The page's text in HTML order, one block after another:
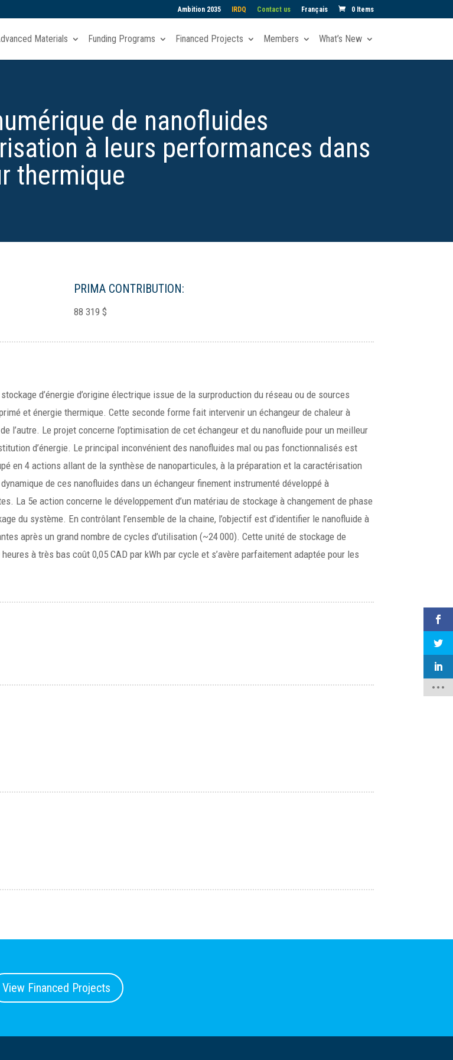
Ambition 2035 IRDQ Contact us Français 0 Items
Materials Funding Programs Financed Projects Members What’s New
de nanofluides
à leurs performances dans
thermique
PRIMA CONTRIBUTION:
88 319 $
d’énergie d’origine électrique issue de la surproduction du réseau ou de sources
et énergie thermique. Cette seconde forme fait intervenir un échangeur de chaleur à
l’autre. Le projet concerne l’optimisation de cet échangeur et du nanofluide pour un meilleur
d’énergie. Le principal inconvénient des nanofluides mal ou pas fonctionnalisés est
en 4 actions allant de la synthèse de nanoparticules, à la préparation et la caractérisation
de ces nanofluides dans un échangeur finement instrumenté développé à
La 5e action concerne le développement d’un matériau de stockage à changement de phase
du système. En contrôlant l’ensemble de la chaine, l’objectif est d’identifier le nanofluide à
après un grand nombre de cycles d’utilisation (~24 000). Cette unité de stockage de
à très bas coût 0,05 CAD par kWh par cycle et s’avère parfaitement adaptée pour les
View Financed Projects